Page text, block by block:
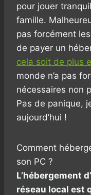
pour jouer
famille.
pas forcément
de payer un
cela soit de plus
monde n’a pas
nécessaires non
Pas de panique,
aujourd’hui !
Comment
son PC ?
L’hébergement
réseau local est